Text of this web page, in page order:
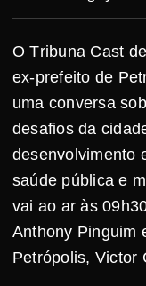
O Tribuna Cast
ex-prefeito de
uma conversa
desafios da
desenvolvimento
saúde pública e
vai ao ar às
Anthony Pinguim
Petrópolis, Victor